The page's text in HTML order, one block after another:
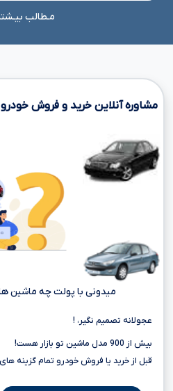
مـطالب
مشاوره آنلاین خرید و فروش خودرو
میدونی با پولت چه ماشین
عجولانه تصمیم نگیر، !
بیش از 900 مدل ماشین تو بازار هست!
قبل از خرید یا فروش خودرو تمام گزینه